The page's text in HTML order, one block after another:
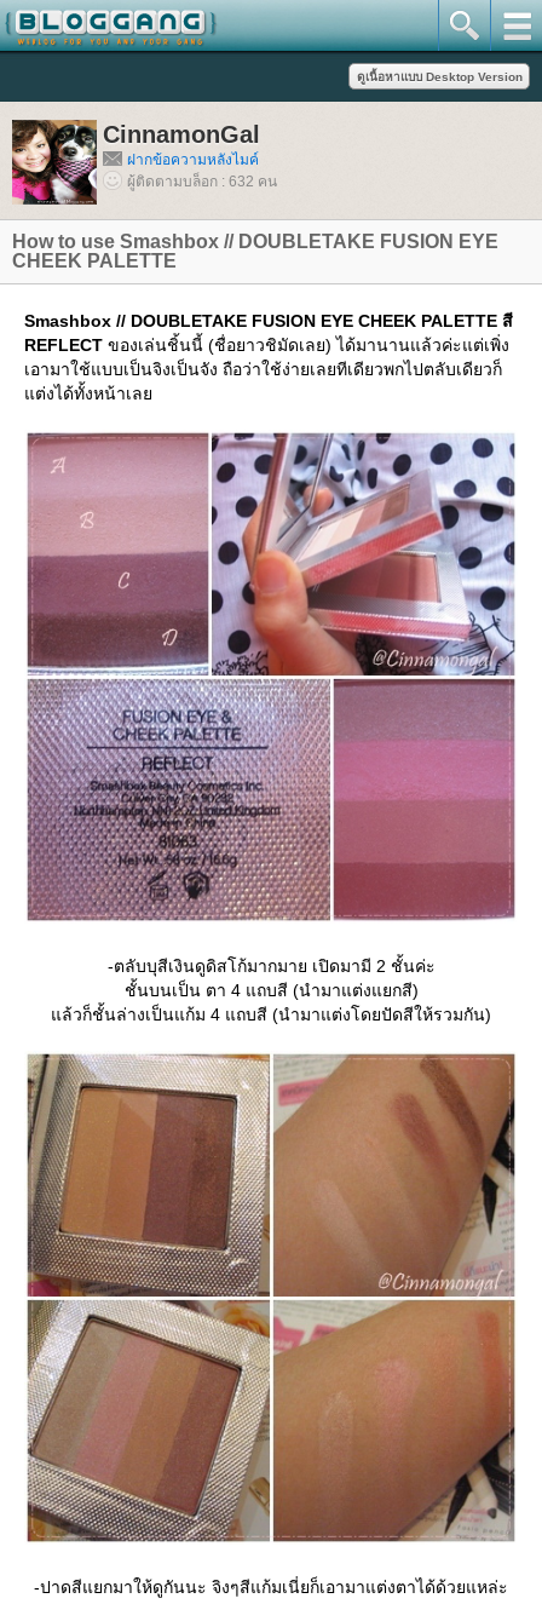
CinnamonGal
ฝากข้อความหลังไมค์
ผู้ติดตามบล็อก : 632 คน
How to use Smashbox // DOUBLETAKE FUSION EYE
CHEEK PALETTE
Smashbox // DOUBLETAKE FUSION EYE CHEEK PALETTE สี
REFLECT ของเล่นชิ้นนี้ (ชื่อยาวชิมัดเลย) ได้มานานแล้วค่ะแต่เพิ่ง
เอามาใช้แบบเป็นจิงเป็นจัง ถือว่าใช้ง่ายเลยทีเดียวพกไปตลับเดียวก็
ต่งได้ทั้งหน้าเล
-ตลับบุสีเงินดูดิสโก้มากมาย เปิดมามี 2 ชั้นค่ะ
ชั้นบนเป็น ตา 4 แถบสี (นำมาแต่งแยกสี)
ล้วก็ชั้นล่างเป็นแก้ม 4 แถบสี (นำมาแต่งโดยปัดสีให้รวมกัน)
-ปาดสีแยกมาให้ดูกันนะ จิงๆสีแก้มเนี่ยก็เอามาแต่งตาได้ด้วยแหล่ะ